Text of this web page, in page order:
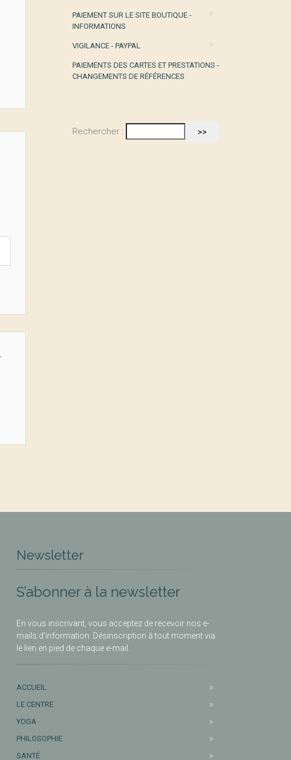
PAIEMENT SUR LE SITE BOUTIQUE -
INFORMATIONS
VIGILANCE - PAYPAL
PAIEMENTS DES CARTES ET PRESTATIONS -
CHANGEMENTS DE RÉFÉRENCES
Rechercher :
Newsletter
S’abonner à la newsletter
En vous inscrivant, vous acceptez de recevoir nos e-
mails d’information. Désinscription à tout moment via
le lien en pied de chaque e-mail.
ACCUEIL
LE CENTRE
YOGA
PHILOSOPHIE
SANTÉ